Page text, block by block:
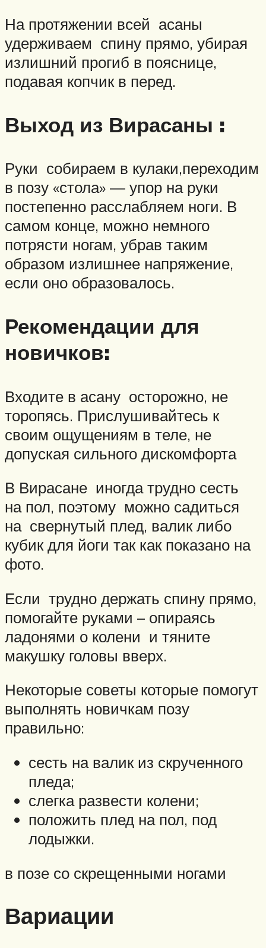
На протяжении всей асаны
удерживаем спину прямо, убирая
излишний прогиб в пояснице,
подавая копчик в перед.
Выход из Вирасаны :
Руки собираем в кулаки,переходим
в позу «стола» — упор на руки
постепенно расслабляем ноги. В
самом конце, можно немного
потрясти ногам, убрав таким
образом излишнее напряжение,
если оно образовалось.
Рекомендации для
новичков:
Входите в асану осторожно, не
торопясь. Прислушивайтесь к
своим ощущениям в теле, не
допуская сильного дискомфорта
В Вирасане иногда трудно сесть
на пол, поэтому можно садиться
на свернутый плед, валик либо
кубик для йоги так как показано на
фото.
Если трудно держать спину прямо,
помогайте руками – опираясь
ладонями о колени и тяните
макушку головы вверх.
Некоторые советы которые помогут
выполнять новичкам позу
правильно:
сесть на валик из скрученного
пледа;
слегка развести колени;
положить плед на пол, под
лодыжки.
в позе со скрещенными ногами
Вариации